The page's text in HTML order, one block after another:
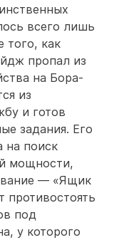
всего лишь
того, как
пропал из
на Бора-
из
и готов
задания. Его
на поиск
мощности,
— «Ящик
под
у которого